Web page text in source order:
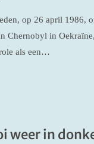
op 26 april 1986,
Chernobyl in
als een…
weer in